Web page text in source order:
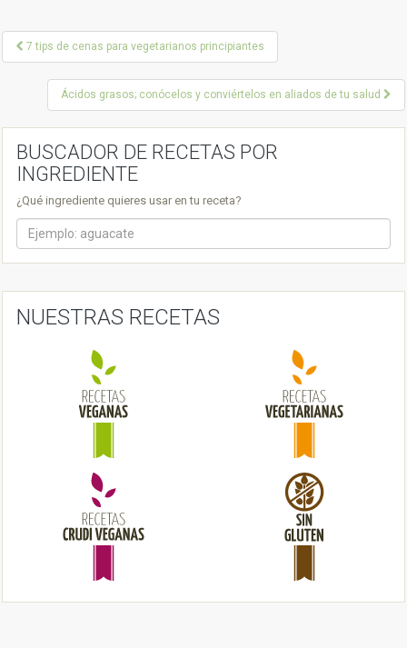
P
t
i
g
7 tips de cenas para vegetarianos principiantes
Ácidos grasos; conócelos y conviértelos en aliados de tu salud
BUSCADOR DE RECETAS POR
INGREDIENTE
¿Qué ingrediente quieres usar en tu receta?
NUESTRAS RECETAS